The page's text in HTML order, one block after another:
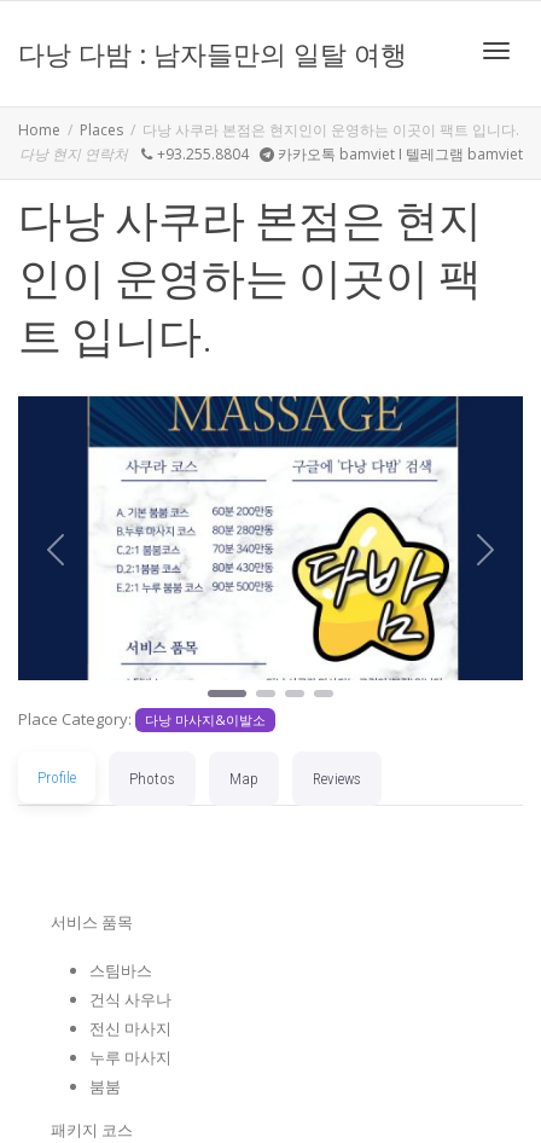
다낭 다밤 : 남자들만의 일탈 여행
Home Places
다낭 사쿠라 본점은 현지인이 운영하는 이곳이 팩트 입니다.
다낭 현지 연락처
+93.255.8804 카카오톡 bamviet I 텔레그램 bamviet
다낭 사쿠라 본점은 현지
인이 운영하는 이곳이 팩
트 입니다.
Previous Next
Place Category: 다낭 마사지&이발소
Profile Photos Map Reviews
서비스 품목
스팀바스
건식 사우나
전신 마사지
누루 마사지
붐붐
패키지 코스